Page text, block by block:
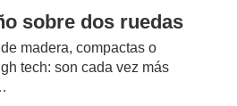
sobre dos ruedas
madera, compactas o
tech: son cada vez más